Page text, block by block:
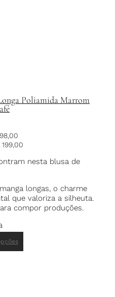
Poliamida Marrom
199,00
nesta blusa de
longas, o charme
que valoriza a silheuta.
compor produções.